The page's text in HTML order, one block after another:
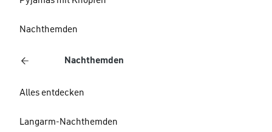
Nachthemden
Nachthemden
Alles entdecken
Langarm-Nachthemden